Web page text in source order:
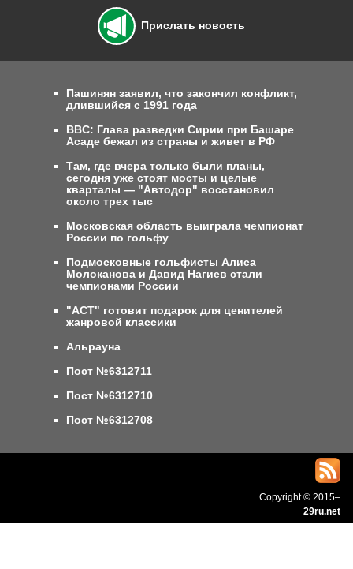
Прислать новость
Пашинян заявил, что закончил конфликт,
длившийся с 1991 года
BBC: Глава разведки Сирии при Башаре
Асаде бежал из страны и живет в РФ
Там, где вчера только были планы,
сегодня уже стоят мосты и целые
кварталы — "Автодор" восстановил
около трех тыс
Московская область выиграла чемпионат
России по гольфу
Подмосковные гольфисты Алиса
Молоканова и Давид Нагиев стали
чемпионами России
"АСТ" готовит подарок для ценителей
жанровой классики
Альрауна
Пост №6312711
Пост №6312710
Пост №6312708
Copyright © 2015–
29ru.net